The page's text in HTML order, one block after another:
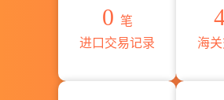
0 笔
进口交易记录
海